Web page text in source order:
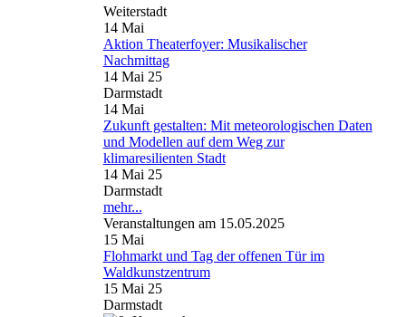
Weiterstadt
14 Mai
Aktion Theaterfoyer: Musikalischer
Nachmittag
14 Mai 25
Darmstadt
14 Mai
Zukunft gestalten: Mit meteorologischen Daten
und Modellen auf dem Weg zur
klimaresilienten Stadt
14 Mai 25
Darmstadt
mehr...
Veranstaltungen am 15.05.2025
15 Mai
Flohmarkt und Tag der offenen Tür im
Waldkunstzentrum
15 Mai 25
Darmstadt